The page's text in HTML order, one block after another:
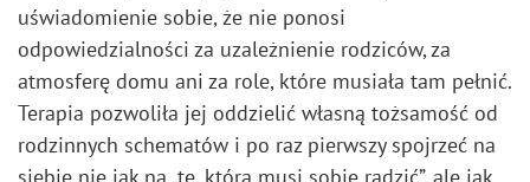
uświadomienie sobie, że nie ponosi
odpowiedzialności za uzależnienie rodziców, za
atmosferę domu ani za role, które musiała tam pełnić.
Terapia pozwoliła jej oddzielić własną tożsamość od
rodzinnych schematów i po raz pierwszy spojrzeć na